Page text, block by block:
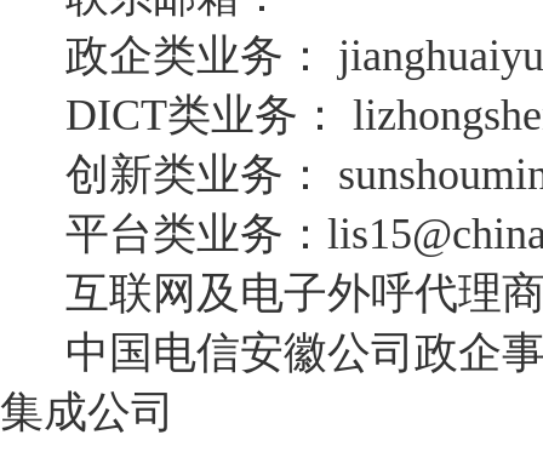
政企类业务：
DICT类业务：
创新类业务：
平台类业务：
互联网及电子外呼代理
中国电信安徽公司政企事
集成公司